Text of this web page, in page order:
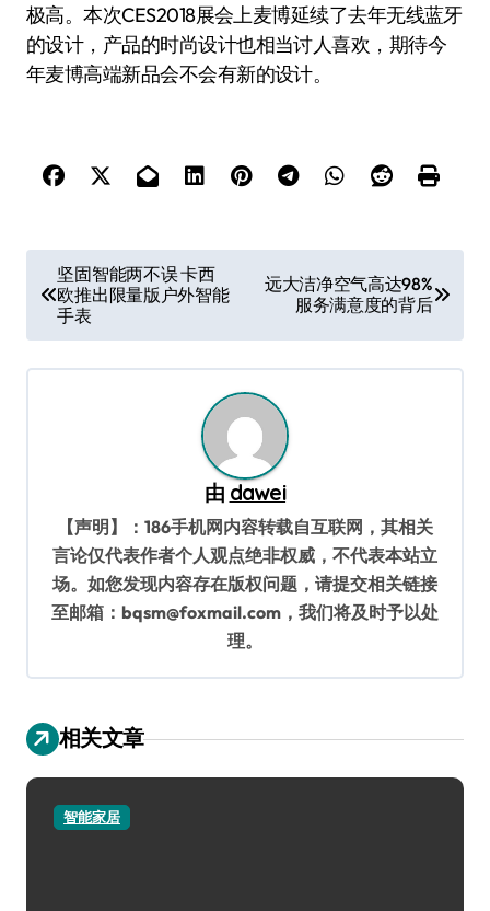
极高。本次CES2018展会上麦博延续了去年无线蓝牙
的设计，产品的时尚设计也相当讨人喜欢，期待今
年麦博高端新品会不会有新的设计。
章
导
航
坚固智能两不误 卡西
欧推出限量版户外智能
手表
远大洁净空气高达98%
服务满意度的背后
由 dawei
【声明】：186手机网内容转载自互联网，其相关
言论仅代表作者个人观点绝非权威，不代表本站立
场。如您发现内容存在版权问题，请提交相关链接
至邮箱：bqsm@foxmail.com，我们将及时予以处
理。
相关文章
智能家居